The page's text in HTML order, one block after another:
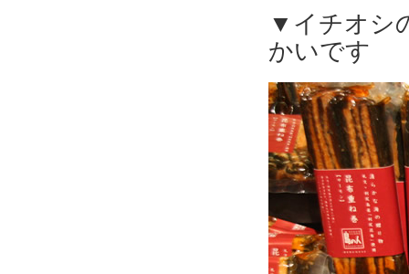
▼イチオシ
かいです